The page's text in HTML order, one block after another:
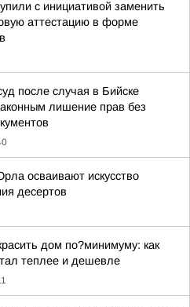
с инициативой заменить
аттестацию в форме
после случая в Бийске
лишение прав без
осваивают искусство
десертов
дом по?минимуму: как
теплее и дешевле